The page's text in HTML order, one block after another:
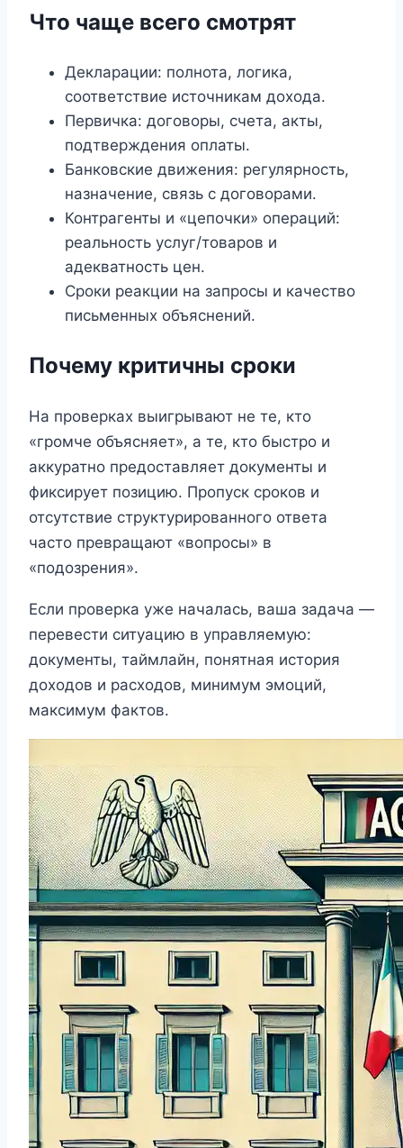
Что чаще всего смотрят
Декларации: полнота, логика,
соответствие источникам дохода.
Первичка: договоры, счета, акты,
подтверждения оплаты.
Банковские движения: регулярность,
назначение, связь с договорами.
Контрагенты и «цепочки» операций:
реальность услуг/товаров и
адекватность цен.
Сроки реакции на запросы и качество
письменных объяснений.
Почему критичны сроки
На проверках выигрывают не те, кто
«громче объясняет», а те, кто быстро и
аккуратно предоставляет документы и
фиксирует позицию. Пропуск сроков и
отсутствие структурированного ответа
часто превращают «вопросы» в
«подозрения».
Если проверка уже началась, ваша задача —
перевести ситуацию в управляемую:
документы, таймлайн, понятная история
доходов и расходов, минимум эмоций,
максимум фактов.